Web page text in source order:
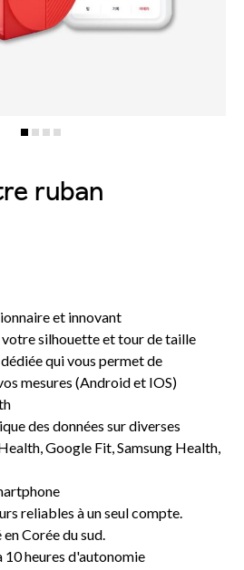
ruban
et innovant
silhouette et tour de taille
qui vous permet de
mesures (Android et IOS)
des données sur diverses
Google Fit, Samsung Health,
reliables à un seul compte.
Corée du sud.
heures d'autonomie